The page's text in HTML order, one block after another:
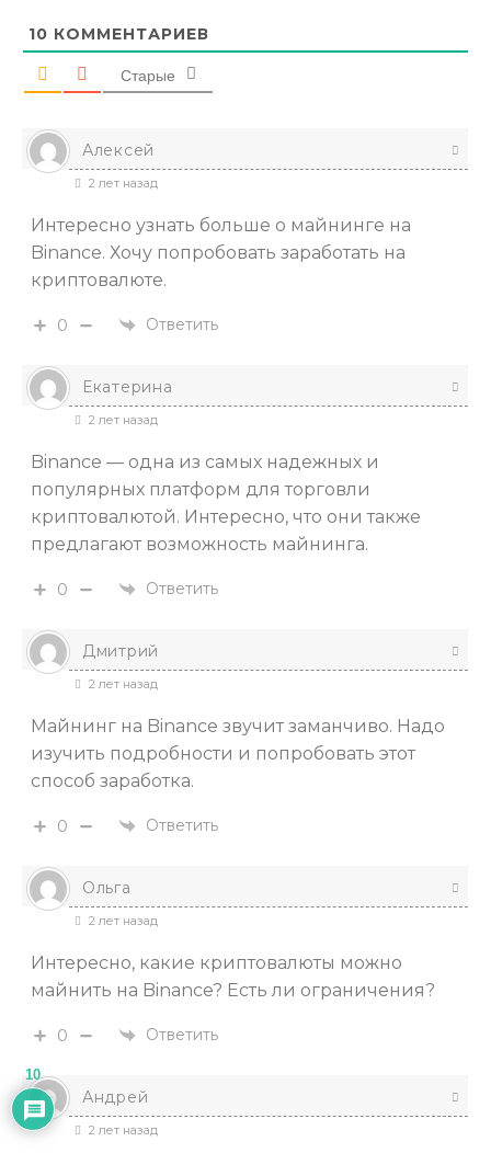
10 КОММЕНТАРИЕВ
Старые
Алексей
2 лет назад
Интересно узнать больше о майнинге на
Binance. Хочу попробовать заработать на
криптовалюте.
0 Ответить
Екатерина
2 лет назад
Binance — одна из самых надежных и
популярных платформ для торговли
криптовалютой. Интересно, что они также
предлагают возможность майнинга.
0 Ответить
Дмитрий
2 лет назад
Майнинг на Binance звучит заманчиво. Надо
изучить подробности и попробовать этот
способ заработка.
0 Ответить
Ольга
2 лет назад
Интересно, какие криптовалюты можно
майнить на Binance? Есть ли ограничения?
0 Ответить
Андрей
2 лет назад
10